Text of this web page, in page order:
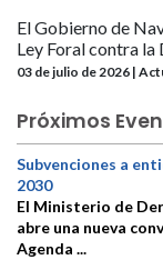
El Gobierno de
Ley Foral contra la
03 de julio de 2026 |
Próximos
Subvenciones a
2030
El Ministerio de
abre una nueva
Agenda ...